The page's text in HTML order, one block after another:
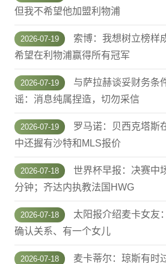
但我不希望他加盟利物浦
2026-07-19
索博：我想树立榜样
希望在利物浦赢得所有冠军
2026-07-19
与萨拉赫谈妥财务条
谣：消息纯属捏造，切勿采信
2026-07-19
罗马诺：贝西克塔斯
中还握有沙特和MLS报价
2026-07-18
世界杯早报：决赛中
分钟；齐达内执教法国HWG
2026-07-18
太阳报介绍麦卡女友
确认关系、有一个女儿
2026-07-18
麦卡蒂尔：琼斯有时